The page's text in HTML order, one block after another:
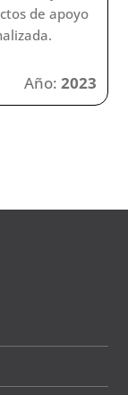
de apoyo
Año: 2023